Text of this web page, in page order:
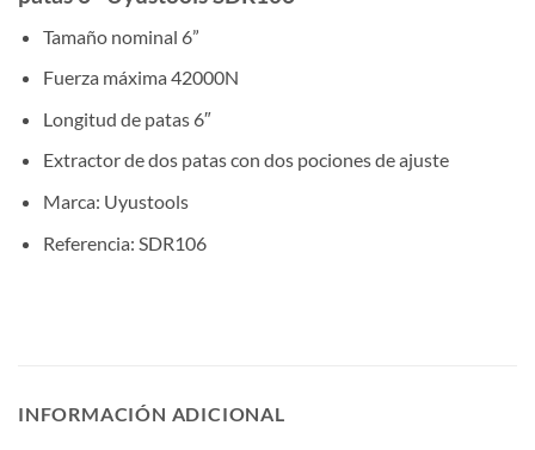
Tamaño nominal 6”
Fuerza máxima 42000N
Longitud de patas 6″
Extractor de dos patas con dos pociones de ajuste
Marca: Uyustools
Referencia: SDR106
INFORMACIÓN ADICIONAL